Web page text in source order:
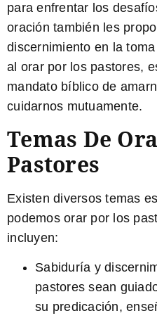
para enfrentar los
oración también les
discernimiento en la
al orar por los pastores,
mandato bíblico de
cuidarnos mutuamente.
Temas De
Pastores
Existen diversos temas
podemos orar por los
incluyen:
Sabiduría y
pastores sean
su predicación,